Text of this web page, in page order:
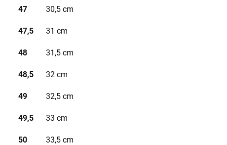
47 30,5 cm
47,5 31 cm
48 31,5 cm
48,5 32 cm
49 32,5 cm
49,5 33 cm
50 33,5 cm